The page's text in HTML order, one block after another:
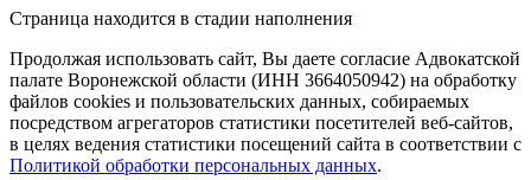
Страница находится в стадии наполнения
Продолжая использовать сайт, Вы даете согласие Адвокатской
палате Воронежской области (ИНН 3664050942) на обработку
файлов cookies и пользовательских данных, собираемых
посредством агрегаторов статистики посетителей веб-сайтов,
в целях ведения статистики посещений сайта в соответствии с
Политикой обработки персональных данных.